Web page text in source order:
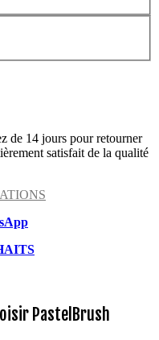
de 14 jours pour retourner
satisfait de la qualité
PastelBrush